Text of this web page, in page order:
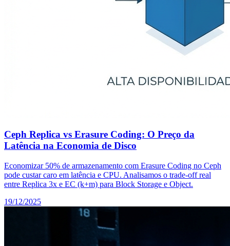
Ceph Replica vs Erasure Coding: O Preço da
Latência na Economia de Disco
Economizar 50% de armazenamento com Erasure Coding no Ceph
pode custar caro em latência e CPU. Analisamos o trade-off real
entre Replica 3x e EC (k+m) para Block Storage e Object.
19/12/2025